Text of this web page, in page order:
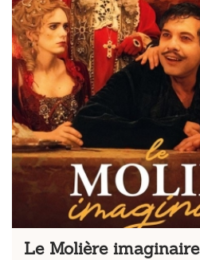
Le Molière imaginaire